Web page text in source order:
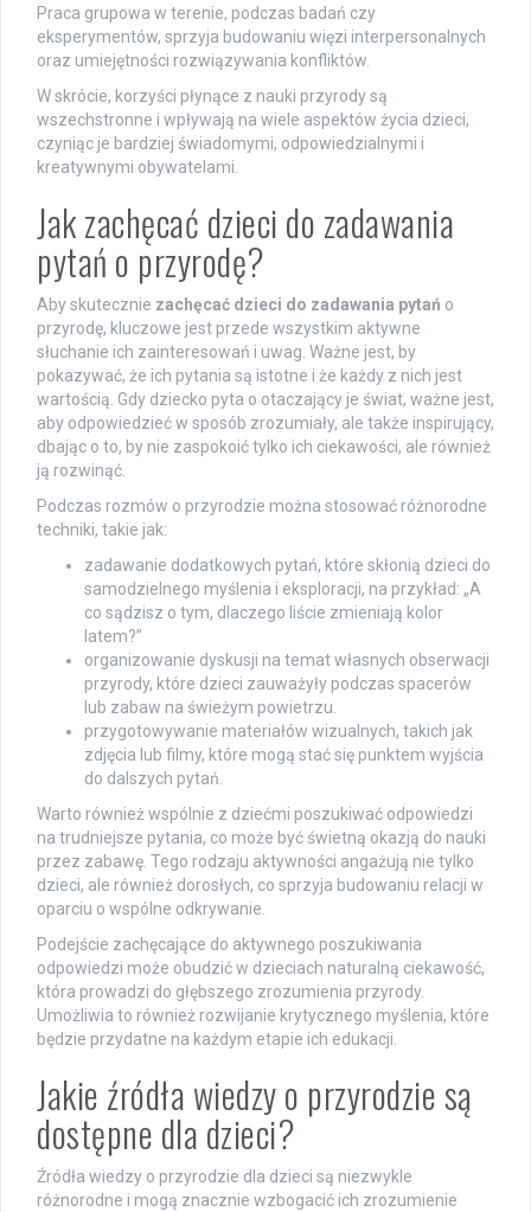
Praca grupowa w terenie, podczas badań czy
eksperymentów, sprzyja budowaniu więzi interpersonalnych
oraz umiejętności rozwiązywania konfliktów.
W skrócie, korzyści płynące z nauki przyrody są
wszechstronne i wpływają na wiele aspektów życia dzieci,
czyniąc je bardziej świadomymi, odpowiedzialnymi i
kreatywnymi obywatelami.
Jak zachęcać dzieci do zadawania
pytań o przyrodę?
Aby skutecznie zachęcać dzieci do zadawania pytań o
przyrodę, kluczowe jest przede wszystkim aktywne
słuchanie ich zainteresowań i uwag. Ważne jest, by
pokazywać, że ich pytania są istotne i że każdy z nich jest
wartością. Gdy dziecko pyta o otaczający je świat, ważne jest,
aby odpowiedzieć w sposób zrozumiały, ale także inspirujący,
dbając o to, by nie zaspokoić tylko ich ciekawości, ale również
ją rozwinąć.
Podczas rozmów o przyrodzie można stosować różnorodne
techniki, takie jak:
zadawanie dodatkowych pytań, które skłonią dzieci do
samodzielnego myślenia i eksploracji, na przykład: „A
co sądzisz o tym, dlaczego liście zmieniają kolor
latem?”
organizowanie dyskusji na temat własnych obserwacji
przyrody, które dzieci zauważyły podczas spacerów
lub zabaw na świeżym powietrzu.
przygotowywanie materiałów wizualnych, takich jak
zdjęcia lub filmy, które mogą stać się punktem wyjścia
do dalszych pytań.
Warto również wspólnie z dziećmi poszukiwać odpowiedzi
na trudniejsze pytania, co może być świetną okazją do nauki
przez zabawę. Tego rodzaju aktywności angażują nie tylko
dzieci, ale również dorosłych, co sprzyja budowaniu relacji w
oparciu o wspólne odkrywanie.
Podejście zachęcające do aktywnego poszukiwania
odpowiedzi może obudzić w dzieciach naturalną ciekawość,
która prowadzi do głębszego zrozumienia przyrody.
Umożliwia to również rozwijanie krytycznego myślenia, które
będzie przydatne na każdym etapie ich edukacji.
Jakie źródła wiedzy o przyrodzie są
dostępne dla dzieci?
Źródła wiedzy o przyrodzie dla dzieci są niezwykle
różnorodne i mogą znacznie wzbogacić ich zrozumienie